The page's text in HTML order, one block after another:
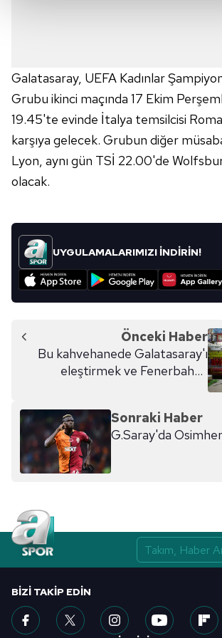
Sizlere daha iyi bir hizmet sunabilmek için
Sitemizde kendimize ve üçüncü kişilere
kullanılmaktadır. Bu çerezler vasıtasıyla
verileriniz işlenmekte olup gerekli olan
toplumu hizmetlerinin sunulması amacıyla
kullanılmaktadır. Diğer çerezler, sitemizin
sınırlı olarak açık rızanız dahilinde
Çerezlere ilişkin tercihlerinizi aşağıda yer
vasıtasıyla belirleyebilirsiniz. Çerezlere
6698 sayılı Kişisel Verilerin Korunması
hazırlanmış Aydınlatma Metnimizi
ilgili mevzuata uygun olarak kullanılan
Galatasaray, UEFA Kadınlar
Grubu ikinci maçında 17 Ekim
19.45'te evinde İtalya temsilcisi Roma
karşıya gelecek. Grubun diğer
Lyon, aynı gün TSİ 22.00'de
olacak.
UYGULAMALARIMIZI İNDİRİN!
Önceki Haber
Bu kahvehanede Galatasaray'ı
eleştirmek ve Fenerbahçe
Sonraki Haber
G.Saray'da
BIZI TAKIP EDIN